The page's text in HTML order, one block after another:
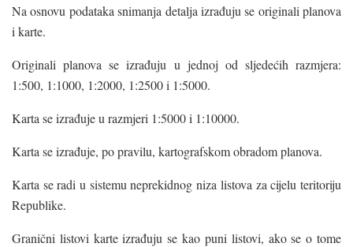
Na osnovu podataka snimanja detalja izrađuju se originali planova
i karte.
Originali planova se izrađuju u jednoj od sljedećih razmjera:
1:500, 1:1000, 1:2000, 1:2500 i 1:5000.
Karta se izrađuje u razmjeri 1:5000 i 1:10000.
Karta se izrađuje, po pravilu, kartografskom obradom planova.
Karta se radi u sistemu neprekidnog niza listova za cijelu teritoriju
Republike.
Granični listovi karte izrađuju se kao puni listovi, ako se o tome